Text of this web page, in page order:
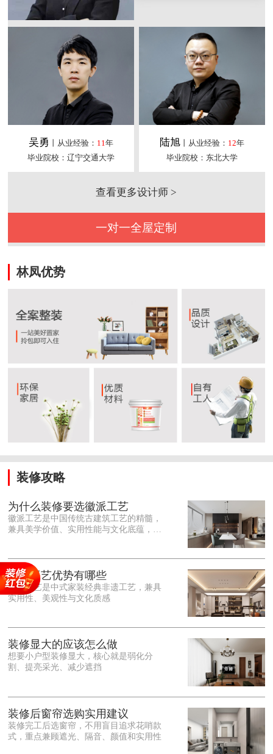
吴勇 丨从业经验： 11年
毕业院校：辽宁交通大学
陆旭丨从业经验： 12年
毕业院校：东北大学
查看更多设计师 >
一对一全屋定制
林凤优势
装修攻略
为什么装修要选徽派工艺
徽派工艺是中国传统古建筑工艺的精髓，
兼具美学价值、实用性能与文化底蕴，优
雕细琢的砖、木、石雕为特色，线条古朴
大气，意境悠远，自带东方中式雅致韵
味，耐看且不易过时。<o:p></o:p> 在工
艺品质上，徽派工艺遵循古法匠心工序，
保耐用，抗风化、耐腐蚀，使用
徽派工艺优势有哪些
徽派工艺是中式家装经典非遗工艺，兼具
实用性、美观性与文化质感
装修显大的应该怎么做
想要小户型装修显大，核心就是弱化分
割、提亮采光、减少遮挡
装修后窗帘选购实用建议
装修完工后选窗帘，不用盲目追求花哨款
式，重点兼顾遮光、隔音、颜值和实用性